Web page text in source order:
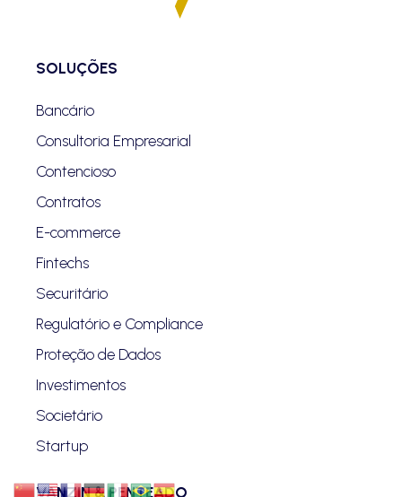
SOLUÇÕES
Bancário
Consultoria Empresarial
Contencioso
Contratos
E-commerce
Fintechs
Securitário
Regulatório e Compliance
Proteção de Dados
Investimentos
Societário
Startup
VANZIN & PENTEADO